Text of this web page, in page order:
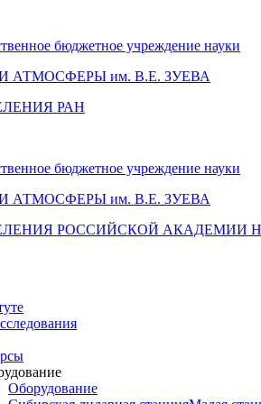
бюджетное учреждение науки
АТМОСФЕРЫ им. В.Е. ЗУЕВА
РАН
бюджетное учреждение науки
АТМОСФЕРЫ им. В.Е. ЗУЕВА
РОССИЙСКОЙ АКАДЕМИИ
Оборудование